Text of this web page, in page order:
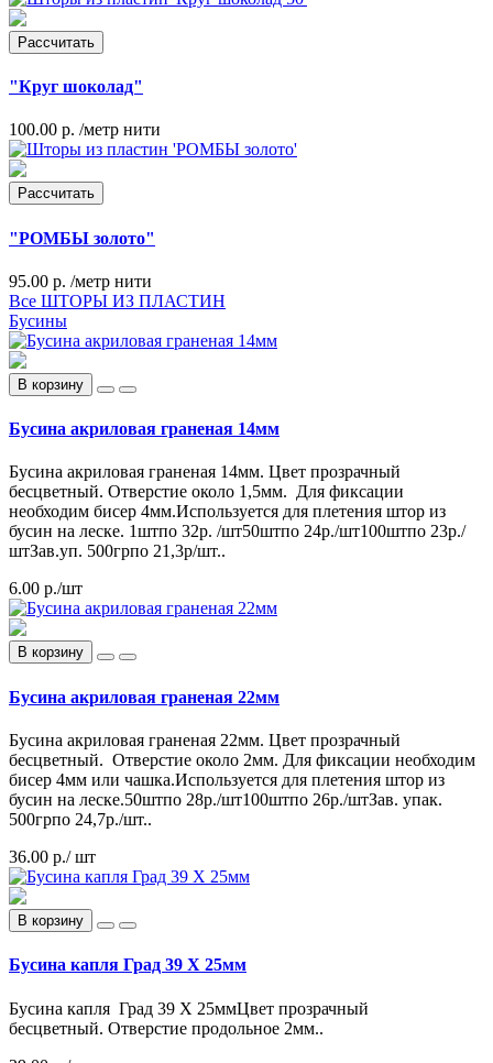
Рассчитать
"Круг шоколад"
100.00 р. /метр нити
Рассчитать
"РОМБЫ золото"
95.00 р. /метр нити
Все ШТОРЫ ИЗ ПЛАСТИН
Бусины
В корзину
Бусина акриловая граненая 14мм
Бусина акриловая граненая 14мм. Цвет прозрачный
бесцветный. Отверстие около 1,5мм. Для фиксации
необходим бисер 4мм.Используется для плетения штор из
бусин на леске. 1штпо 32р. /шт50штпо 24р./шт100штпо 23р./
штЗав.уп. 500грпо 21,3р/шт..
6.00 р./шт
В корзину
Бусина акриловая граненая 22мм
Бусина акриловая граненая 22мм. Цвет прозрачный
бесцветный. Отверстие около 2мм. Для фиксации необходим
бисер 4мм или чашка.Используется для плетения штор из
бусин на леске.50штпо 28р./шт100штпо 26р./штЗав. упак.
500грпо 24,7р./шт..
36.00 р./ шт
В корзину
Бусина капля Град 39 Х 25мм
Бусина капля Град 39 Х 25ммЦвет прозрачный
бесцветный. Отверстие продольное 2мм..